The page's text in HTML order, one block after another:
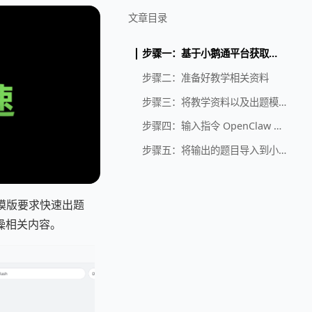
版要求快速出题
关内容。
文章目录
步骤一：基于小鹅通平台获取小鹅通出题模版
步骤二：准备好教学相关资料
步骤三：将教学资料以及出题模版放入指定文件夹
步骤四：输入指令 OpenClaw 出题
步骤五：将输出的题目导入到小鹅通